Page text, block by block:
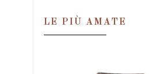
LE PIÙ AMATE